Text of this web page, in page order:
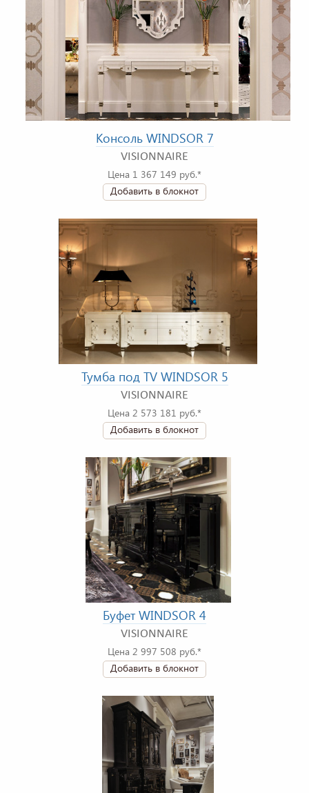
Консоль WINDSOR 7
VISIONNAIRE
Цена 1 367 149 руб.*
Добавить в блокнот
Тумба под TV WINDSOR 5
VISIONNAIRE
Цена 2 573 181 руб.*
Добавить в блокнот
Буфет WINDSOR 4
VISIONNAIRE
Цена 2 997 508 руб.*
Добавить в блокнот